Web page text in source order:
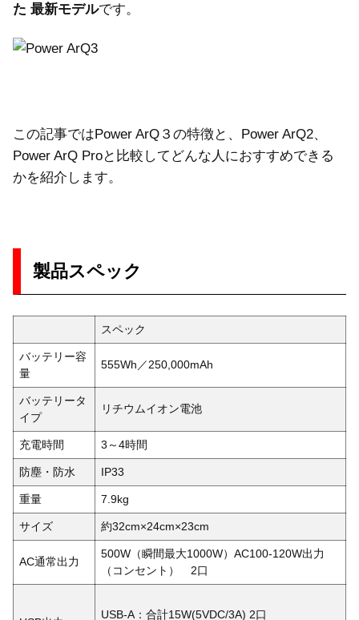
た 最新モデルです。
この記事ではPower ArQ３の特徴と、Power ArQ2、
Power ArQ Proと比較してどんな人におすすめできる
かを紹介します。
製品スペック
スペック
バッテリー容
量
555Wh／250,000mAh
バッテリータ
イプ
リチウムイオン電池
充電時間 3～4時間
防塵・防水 IP33
重量 7.9kg
サイズ 約32cm×24cm×23cm
AC通常出力
500W（瞬間最大1000W）AC100-120W出力
（コンセント） 2口
USB-A：合計15W(5VDC/3A) 2口